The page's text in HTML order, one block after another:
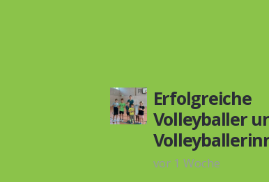
Erfolgreiche
Volleyballer
vor 1 Woche